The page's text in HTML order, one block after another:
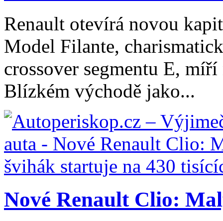
Renault otevírá novou
Model Filante,
crossover segmentu E,
Blízkém východě jako...
Nové Renault Clio: